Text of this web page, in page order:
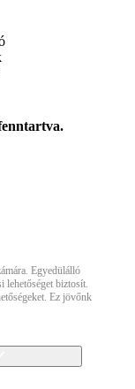
Egyedülálló
lehetőséget biztosít.
Ez jövőnk